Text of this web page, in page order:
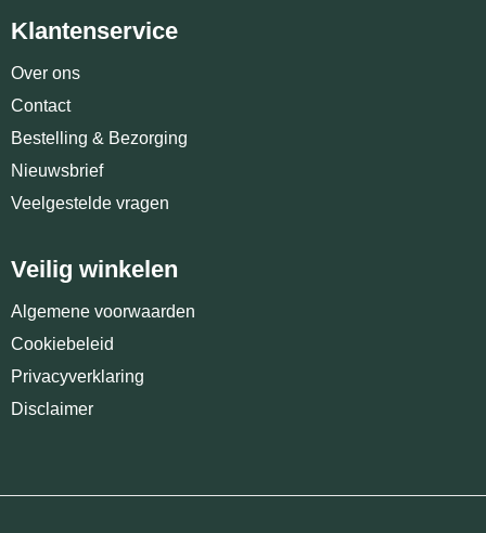
Klantenservice
Over ons
Contact
Bestelling & Bezorging
Nieuwsbrief
Veelgestelde vragen
Veilig winkelen
Algemene voorwaarden
Cookiebeleid
Privacyverklaring
Disclaimer